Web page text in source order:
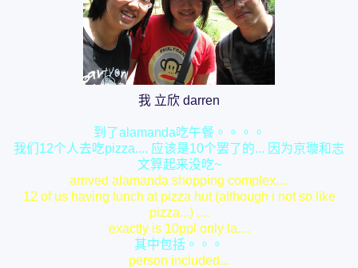
我 立欣 darren
到了alamanda吃午餐。。。。
我们12个人去吃pizza.... 应该是10个罢了的... 因为京璇和志
文算起来没吃~
arrived alamanda shopping complex....
12 of us having lunch at pizza hut (although i not so like
pizza...) ....
exactly is 10ppl only la....
其中包括。。。
person included...